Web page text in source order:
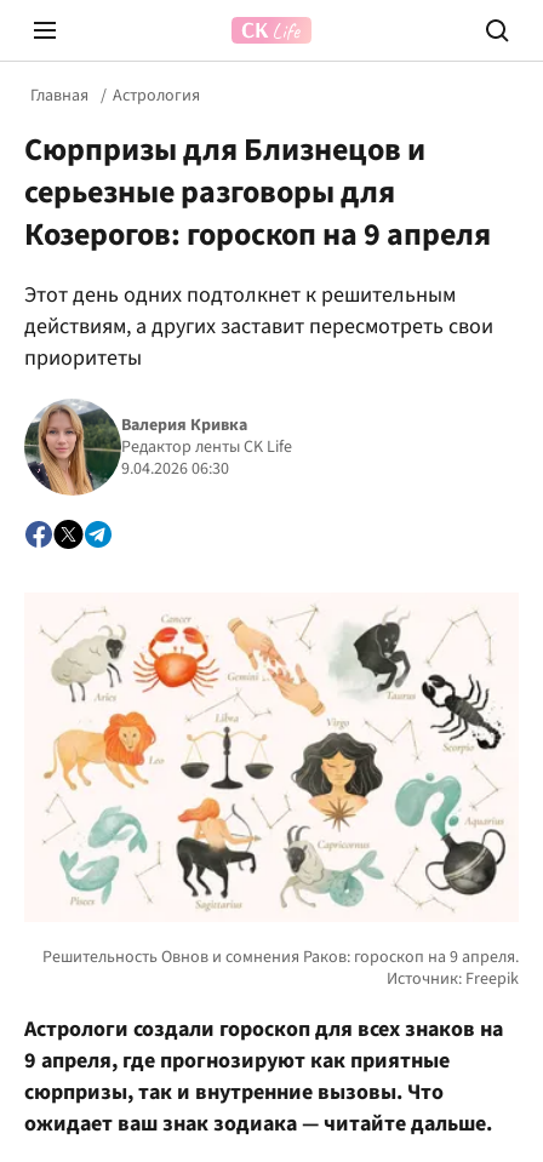
Prosecco Time
Главная Астрология
Сюрпризы для Близнецов и
серьезные разговоры для
Козерогов: гороскоп на 9 апреля
Этот день одних подтолкнет к решительным
действиям, а других заставит пересмотреть свои
приоритеты
Валерия Кривка
Редактор ленты CK Life
9.04.2026 06:30
Астрологи создали гороскоп для всех знаков на
9 апреля, где прогнозируют как приятные
сюрпризы, так и внутренние вызовы. Что
ожидает ваш знак зодиака — читайте дальше.